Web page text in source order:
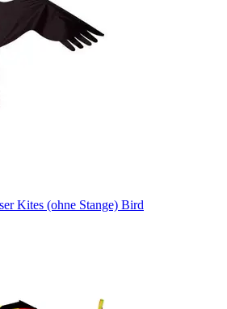
Kites (ohne Stange) Bird